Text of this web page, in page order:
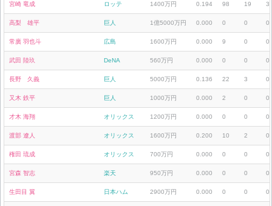
宮崎 竜成 ロッテ 1400万円 0.194 98 19 3
高梨 雄平 巨人 1億5000万円 0.000 0 0 0
常廣 羽也斗 広島 1600万円 0.000 9 0 0
武田 陸玖 DeNA 560万円 0.000 0 0 0
長野 久義 巨人 5000万円 0.136 22 3 0
又木 鉄平 巨人 1000万円 0.000 2 0 0
才木 海翔 オリックス 1200万円 0.000 0 0 0
渡部 遼人 オリックス 1600万円 0.200 10 2 0
権田 琉成 オリックス 700万円 0.000 0 0 0
宮森 智志 楽天 950万円 0.000 0 0 0
生田目 翼 日本ハム 2900万円 0.000 0 0 0